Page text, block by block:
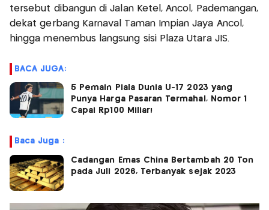
tersebut dibangun di Jalan Ketel, Ancol, Pademangan,
dekat gerbang Karnaval Taman Impian Jaya Ancol,
hingga menembus langsung sisi Plaza Utara JIS.
BACA JUGA:
5 Pemain Piala Dunia U-17 2023 yang
Punya Harga Pasaran Termahal, Nomor 1
Capai Rp100 Miliar!
Baca Juga :
Cadangan Emas China Bertambah 20 Ton
pada Juli 2026, Terbanyak sejak 2023